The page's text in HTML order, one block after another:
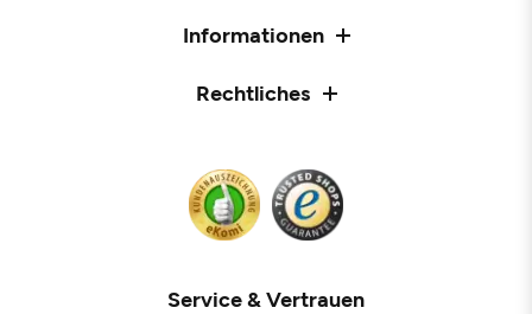
Informationen
Rechtliches
Service & Vertrauen